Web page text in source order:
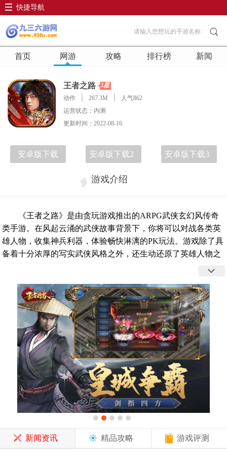
快捷导航
首页 网游 攻略 排行榜 新闻
王者之路
3星
动作
267.3M
人气862
运营状态：内测
更新时间：2022-08-16
安卓版下载 安卓版下载2 安卓版下载3
游戏介绍
《王者之路》是由贪玩游戏推出的ARPG武侠玄幻风传奇
类手游。在风起云涌的武侠故事背景下，你将可以对战各类英
雄人物，收集神兵利器，体验畅快淋漓的PK玩法。游戏除了具
备着十分浓厚的写实武侠风格之外，还生动还原了英雄人物之
新闻资讯 精品攻略 游戏评测